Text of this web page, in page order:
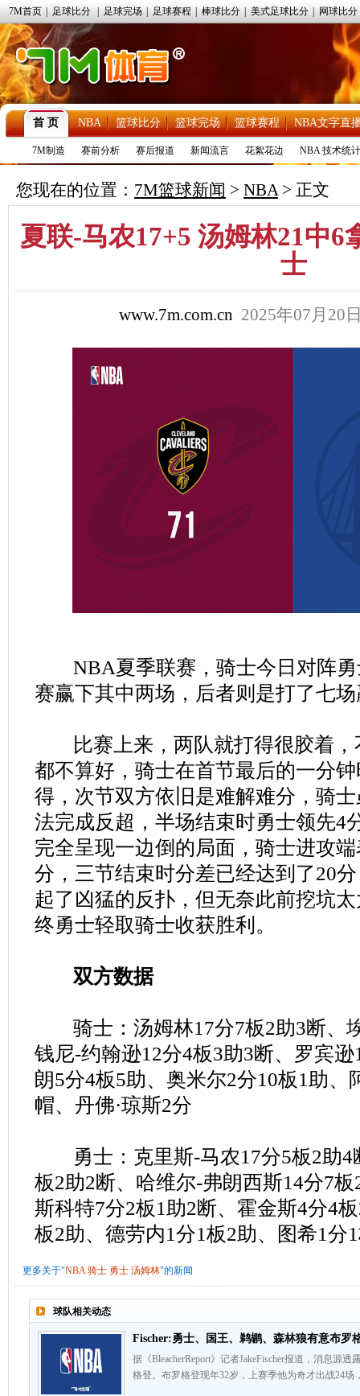
7M首页 足球比分 足球完场 足球赛程 棒球比分 美式足球比分 网球比分
首 页 NBA 篮球比分 篮球完场 篮球赛程 NBA文字直
7M制造 赛前分析 赛后报道 新闻流言 花絮花边 NBA 技术统计
您现在的位置： 7M篮球新闻 > NBA> 正文
夏联-马农17+5 汤姆林21中6
士
www.7m.com.cn 2025年07月20
NBA夏季联赛，骑士今日对阵勇
赛赢下其中两场，后者则是打了七
比赛上来，两队就打得很胶着，
都不算好，骑士在首节最后的一分
得，次节双方依旧是难解难分，骑
法完成反超，半场结束时勇士领先4
完全呈现一边倒的局面，骑士进攻
分，三节结束时分差已经达到了20
起了凶猛的反扑，但无奈此前挖坑
终勇士轻取骑士收获胜利。
双方数据
骑士：汤姆林17分7板2助3断、
钱尼-约翰逊12分4板3助3断、罗宾
朗5分4板5助、奥米尔2分10板1助、
帽、丹佛·琼斯2分
勇士：克里斯-马农17分5板2助4
板2助2断、哈维尔-弗朗西斯14分7
斯科特7分2板1助2断、霍金斯4分4
板2助、德劳内1分1板2助、图希1分
更多关于"NBA 骑士 勇士 汤姆林"的新闻
球队相关动态
Fischer:勇士、国王、鹈鹕、森林狼有意布罗
据《BleacherReport》记者JakeFischer报道，消息源
格登。布罗格登现年32岁，上赛季他为奇才出战24